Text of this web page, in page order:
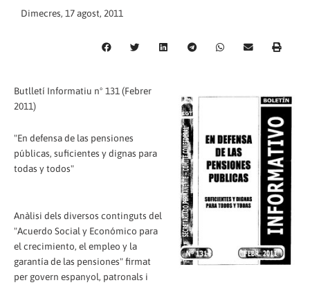
Dimecres, 17 agost, 2011
Butlletí Informatiu nº 131 (Febrer
2011)
"En defensa de las pensiones
públicas, suficientes y dignas para
todas y todos"
Anàlisi dels diversos continguts del
"Acuerdo Social y Económico para
el crecimiento, el empleo y la
garantía de las pensiones" firmat
per govern espanyol, patronals i